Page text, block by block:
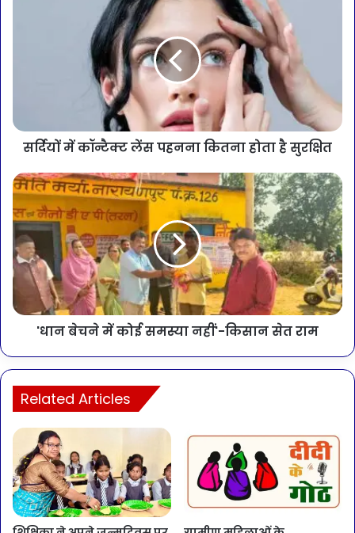
सर्दियों में कॉन्टैक्ट लेंस पहनना कितना होता है सुरक्षित
'धान बेचने में कोई समस्या नहीं'-किसान सेत राम
Related Articles